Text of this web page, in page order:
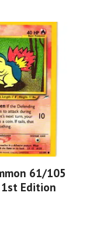
61/105
Edition